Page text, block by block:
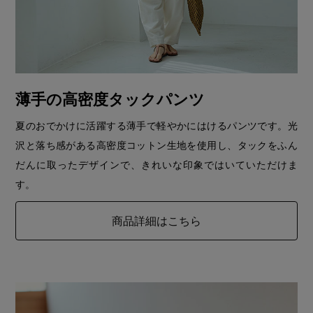
薄手の高密度タックパンツ
夏のおでかけに活躍する薄手で軽やかにはけるパンツです。光
沢と落ち感がある高密度コットン生地を使用し、タックをふん
だんに取ったデザインで、きれいな印象ではいていただけま
す。
商品詳細はこちら